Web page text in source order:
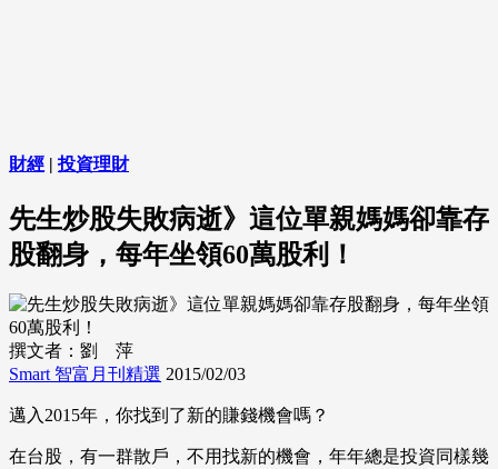
財經 | 投資理財
先生炒股失敗病逝》這位單親媽媽卻靠存
股翻身，每年坐領60萬股利！
撰文者：劉 萍
Smart 智富月刊精選 2015/02/03
邁入2015年，你找到了新的賺錢機會嗎？
在台股，有一群散戶，不用找新的機會，年年總是投資同樣幾